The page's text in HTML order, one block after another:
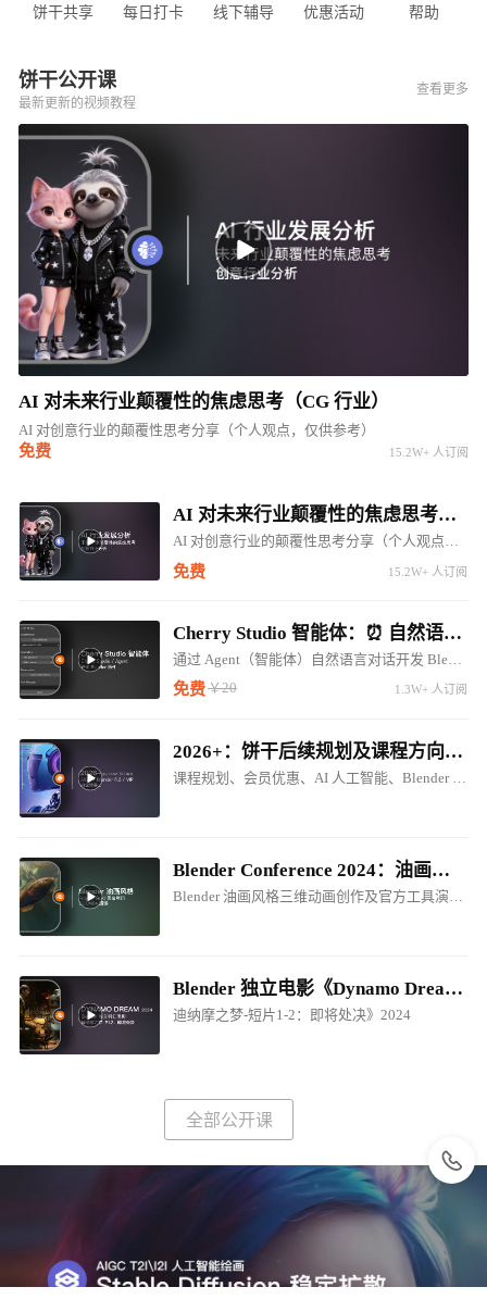
饼干共享 每日打卡 线下辅导 优惠活动 帮助
饼干公开课
最新更新的视频教程
查看更多
AI 对未来行业颠覆性的焦虑思考（CG 行业）
AI 对创意行业的颠覆性思考分享（个人观点，仅供参考）
免费 15.2W+ 人订阅
AI 对未来行业颠覆性的焦虑思考（CG 行业）
AI 对创意行业的颠覆性思考分享（个人观点，仅供参考）
免费 15.2W+ 人订阅
Cherry Studio 智能体：⏰ 自然语言对话开发 Blender LLM 插件 ⚠️⚠️⚠️
通过 Agent（智能体）自然语言对话开发 Blender 调用 LM Studio 对话插件
免费￥20 1.3W+ 人订阅
2026+：饼干后续规划及课程方向调整（内含惊喜内容...）
课程规划、会员优惠、AI 人工智能、Blender 5.0
Blender Conference 2024：油画风格电影制作创作分享
Blender 油画风格三维动画创作及官方工具演讲！
Blender 独立电影《Dynamo Dream - EP1-P2.Prepare for Execution / 迪纳摩之梦-短片1-2：即将处决》2024
迪纳摩之梦-短片1-2：即将处决》2024
全部公开课